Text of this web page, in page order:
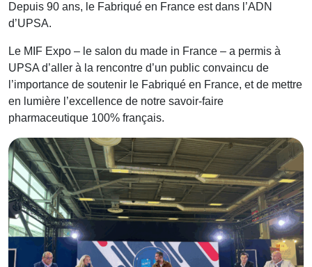
Depuis 90 ans, le Fabriqué en France est dans l’ADN
d’UPSA.
Le MIF Expo – le salon du made in France – a permis à
UPSA d’aller à la rencontre d’un public convaincu de
l’importance de soutenir le Fabriqué en France, et de mettre
en lumière l’excellence de notre savoir-faire
pharmaceutique 100% français.